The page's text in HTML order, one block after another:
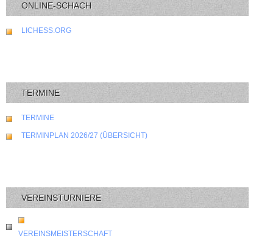
ONLINE-SCHACH
LICHESS.ORG
TERMINE
TERMINE
TERMINPLAN 2026/27 (ÜBERSICHT)
VEREINSTURNIERE
VEREINSMEISTERSCHAFT